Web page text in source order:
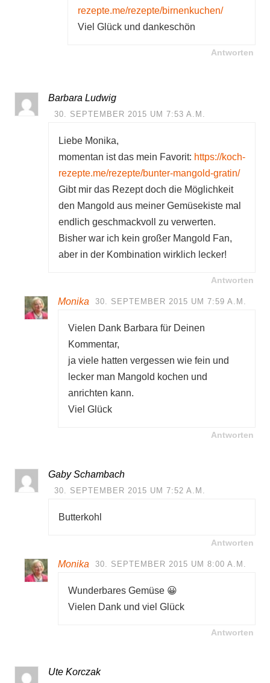
rezepte.me/rezepte/birnenkuchen/
Viel Glück und dankeschön
Antworten
Barbara Ludwig
30. SEPTEMBER 2015 UM 7:53 A.M.
Liebe Monika,
momentan ist das mein Favorit: https://koch-
rezepte.me/rezepte/bunter-mangold-gratin/
Gibt mir das Rezept doch die Möglichkeit
den Mangold aus meiner Gemüsekiste mal
endlich geschmackvoll zu verwerten.
Bisher war ich kein großer Mangold Fan,
aber in der Kombination wirklich lecker!
Antworten
Monika 30. SEPTEMBER 2015 UM 7:59 A.M.
Vielen Dank Barbara für Deinen
Kommentar,
ja viele hatten vergessen wie fein und
lecker man Mangold kochen und
anrichten kann.
Viel Glück
Antworten
Gaby Schambach
30. SEPTEMBER 2015 UM 7:52 A.M.
Butterkohl
Antworten
Monika 30. SEPTEMBER 2015 UM 8:00 A.M.
Wunderbares Gemüse 😀
Vielen Dank und viel Glück
Antworten
Ute Korczak